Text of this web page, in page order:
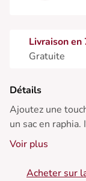
Livraison en
Gratuite
Détails
Ajoutez une
un sac en
• Robe à
• Texturée avec
Voir plus
Acheter sur